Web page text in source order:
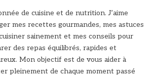
de cuisine et de nutrition. J’aime
mes recettes gourmandes, mes astuces
sainement et mes conseils pour
des repas équilibrés, rapides et
Mon objectif est de vous aider à
pleinement de chaque moment passé